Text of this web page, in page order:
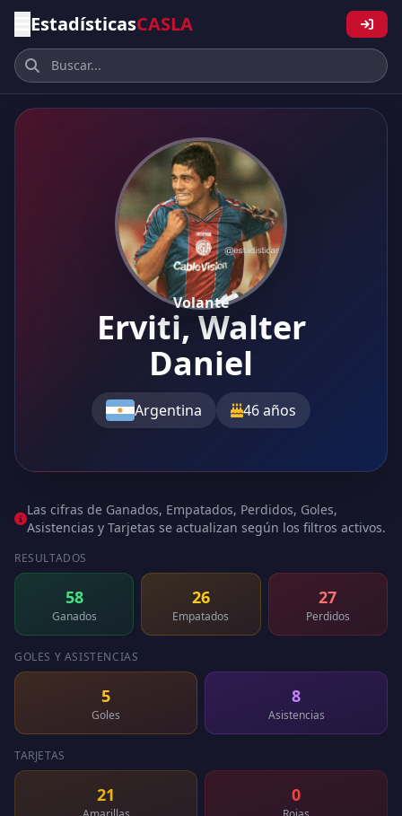
EstadísticasCASLA
Volante
Erviti, Walter
Daniel
Argentina 46 años
Las cifras de Ganados, Empatados, Perdidos, Goles,
Asistencias y Tarjetas se actualizan según los filtros activos.
RESULTADOS
58
Ganados
26
Empatados
27
Perdidos
GOLES Y ASISTENCIAS
5
Goles
8
Asistencias
TARJETAS
21 0